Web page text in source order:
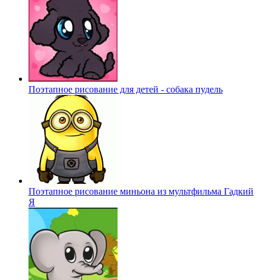
Поэтапное рисование для детей - собака пудель
Поэтапное рисование миньона из мультфильма Гадкий
Я